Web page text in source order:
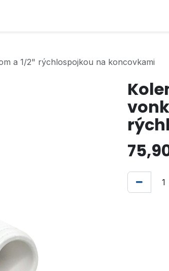
a 1/2" rýchlospojkou na koncovkami